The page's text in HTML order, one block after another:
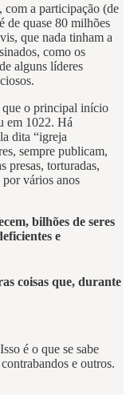
com a participação (de
de quase 80 milhões
que nada tinham a
como os
alguns líderes
que o principal início
em 1022. Há
dita “igreja
sempre publicam,
presas, torturadas,
por vários anos
bilhões de seres
e
coisas que, durante
é o que se sabe
e outros.